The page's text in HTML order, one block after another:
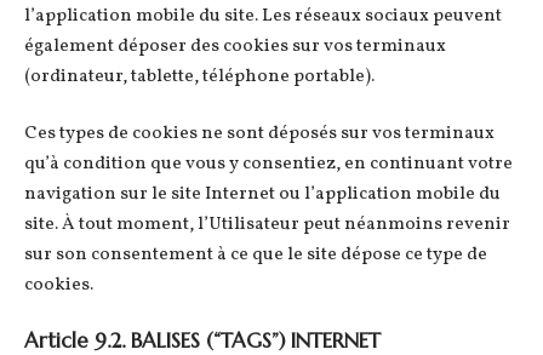
l’application mobile du site. Les réseaux sociaux peuvent
également déposer des cookies sur vos terminaux
(ordinateur, tablette, téléphone portable).
Ces types de cookies ne sont déposés sur vos terminaux
qu’à condition que vous y consentiez, en continuant votre
navigation sur le site Internet ou l’application mobile du
site. À tout moment, l’Utilisateur peut néanmoins revenir
sur son consentement à ce que le site dépose ce type de
cookies.
Article 9.2. BALISES (“TAGS”) INTERNET